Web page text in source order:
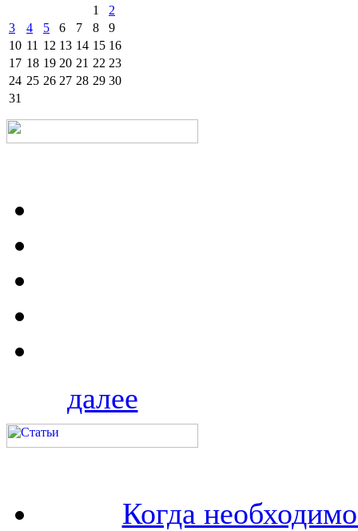
1
2
3
4 5 6 7 8
9
10 11 12 13 14 15 16
17 18 19 20 21 22 23
24 25 26 27 28 29 30
31
далее
Когда